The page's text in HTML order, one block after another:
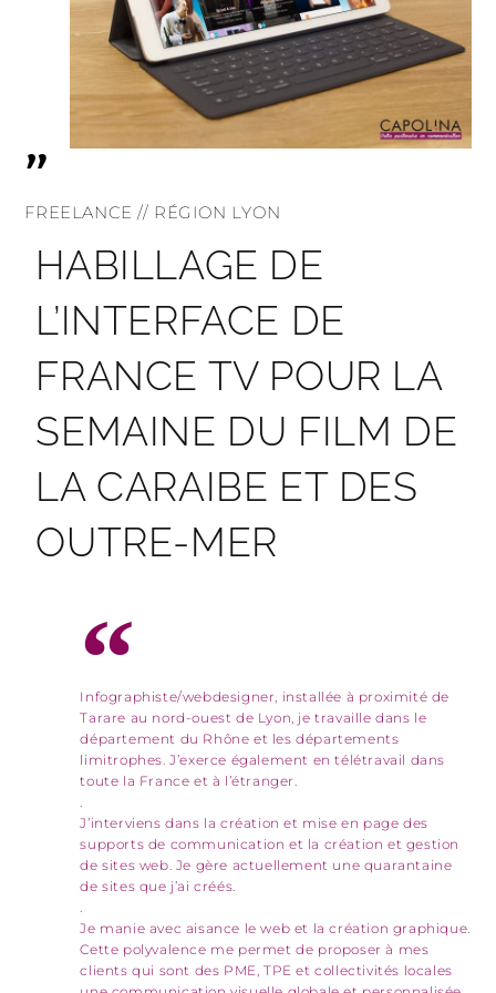
"
FREELANCE // RÉGION LYON
HABILLAGE DE
L’INTERFACE DE
FRANCE TV POUR LA
SEMAINE DU FILM DE
LA CARAIBE ET DES
OUTRE-MER
Infographiste/webdesigner, installée à proximité de
Tarare au nord-ouest de Lyon, je travaille dans le
département du Rhône et les départements
limitrophes. J’exerce également en télétravail dans
toute la France et à l’étranger.
J’interviens dans la création et mise en page des
supports de communication et la création et gestion
de sites web. Je gère actuellement une quarantaine
de sites que j’ai créés.
Je manie avec aisance le web et la création graphique.
Cette polyvalence me permet de proposer à mes
clients qui sont des PME, TPE et collectivités locales